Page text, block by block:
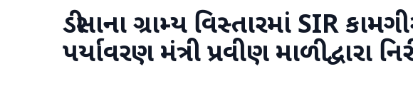
ડીસાના ગ્રામ્ય વિસ્તારમાં SIR
પર્યાવરણ મંત્રી પ્રવીણ માળી દ્વારા